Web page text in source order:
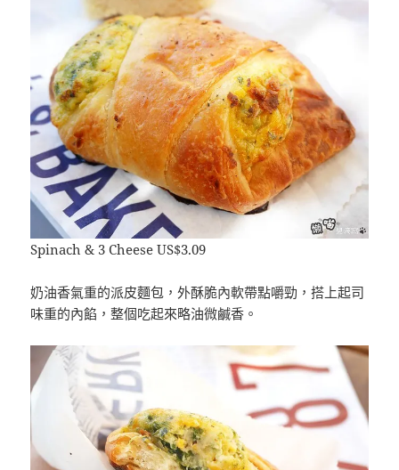
Spinach & 3 Cheese US$3.09
奶油香氣重的派皮麵包，外酥脆內軟帶點嚼勁，搭上起司
味重的內餡，整個吃起來略油微鹹香。